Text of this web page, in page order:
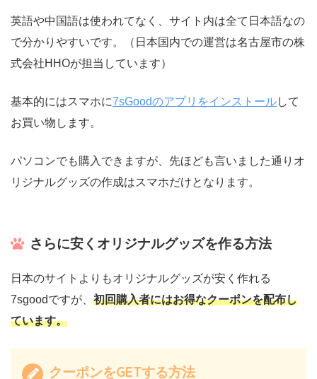
英語や中国語は使われてなく、サイト内は全て日本語なの
で分かりやすいです。（日本国内での運営は名古屋市の株
式会社HHOが担当しています）
基本的にはスマホに7sGoodのアプリをインストールして
お買い物します。
パソコンでも購入できますが、先ほども言いました通りオ
リジナルグッズの作成はスマホだけとなります。
さらに安くオリジナルグッズを作る方法
日本のサイトよりもオリジナルグッズが安く作れる
7sgoodですが、 初回購入者にはお得なクーポンを配布し
ています。
クーポンをGETする方法